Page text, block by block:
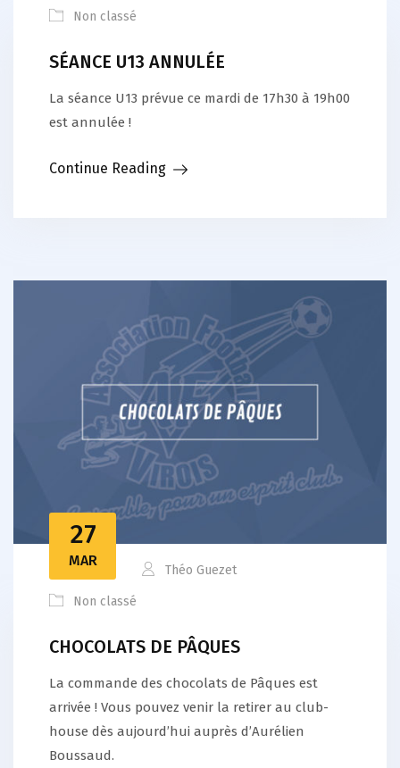
Non classé
SÉANCE U13 ANNULÉE
La séance U13 prévue ce mardi de 17h30 à 19h00
est annulée !
Continue Reading
27
MAR
Théo Guezet
Non classé
CHOCOLATS DE PÂQUES
La commande des chocolats de Pâques est
arrivée ! Vous pouvez venir la retirer au club-
house dès aujourd’hui auprès d’Aurélien
Boussaud.